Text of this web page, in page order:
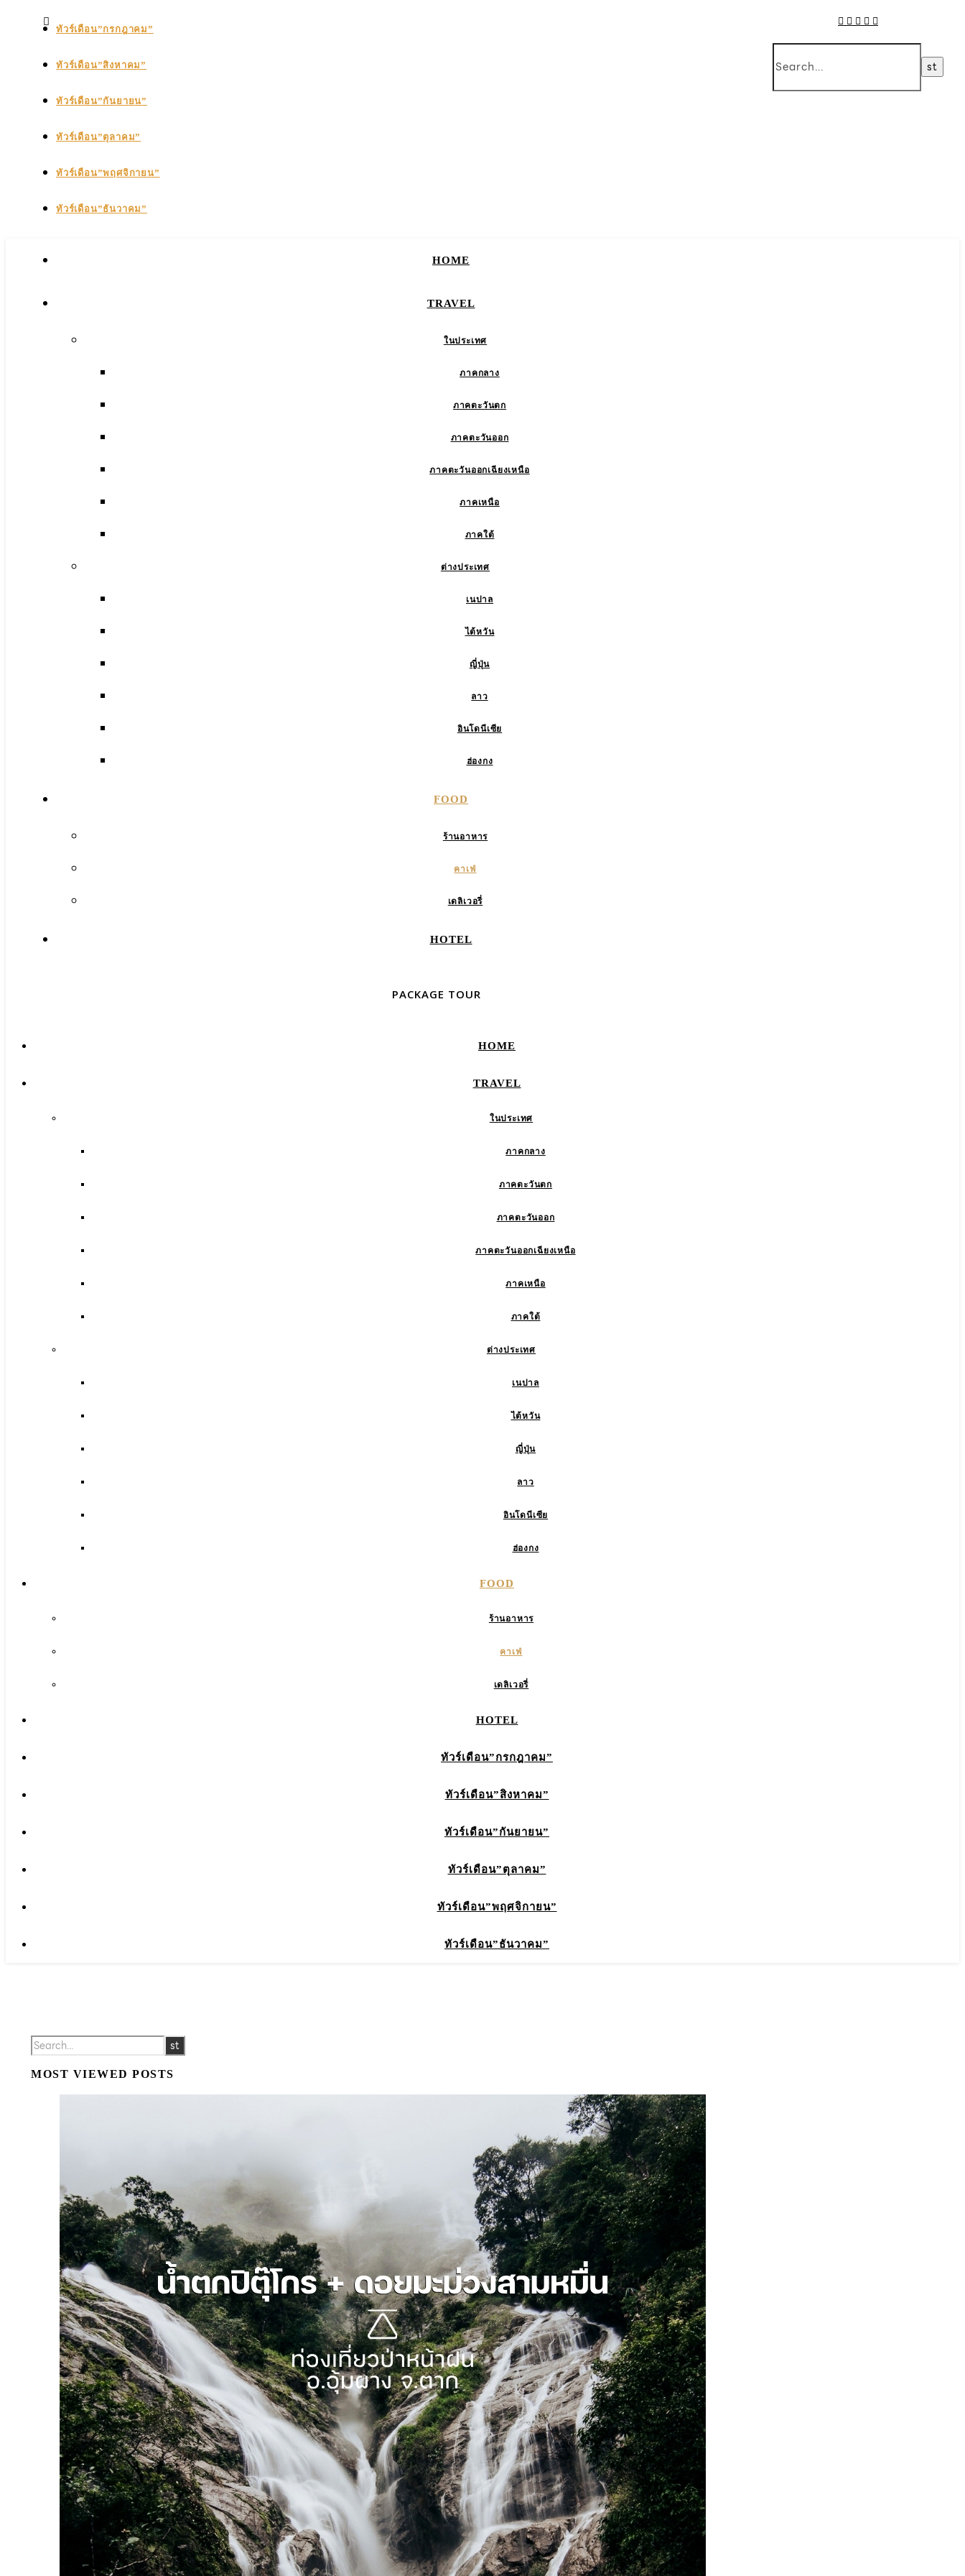
ทัวร์เดือน”กรกฎาคม”
ทัวร์เดือน”สิงหาคม”
ทัวร์เดือน”กันยายน”
ทัวร์เดือน”ตุลาคม”
ทัวร์เดือน”พฤศจิกายน”
ทัวร์เดือน”ธันวาคม”
HOME
TRAVEL
ในประเทศ
ภาคกลาง
ภาคตะวันตก
ภาคตะวันออก
ภาคตะวันออกเฉียงเหนือ
ภาคเหนือ
ภาคใต้
ต่างประเทศ
เนปาล
ไต้หวัน
ญี่ปุ่น
ลาว
อินโดนีเซีย
ฮ่องกง
FOOD
ร้านอาหาร
คาเฟ่
เดลิเวอรี่
HOTEL
PACKAGE TOUR
HOME
TRAVEL
ในประเทศ
ภาคกลาง
ภาคตะวันตก
ภาคตะวันออก
ภาคตะวันออกเฉียงเหนือ
ภาคเหนือ
ภาคใต้
ต่างประเทศ
เนปาล
ไต้หวัน
ญี่ปุ่น
ลาว
อินโดนีเซีย
ฮ่องกง
FOOD
ร้านอาหาร
คาเฟ่
เดลิเวอรี่
HOTEL
ทัวร์เดือน”กรกฎาคม”
ทัวร์เดือน”สิงหาคม”
ทัวร์เดือน”กันยายน”
ทัวร์เดือน”ตุลาคม”
ทัวร์เดือน”พฤศจิกายน”
ทัวร์เดือน”ธันวาคม”
MOST VIEWED POSTS